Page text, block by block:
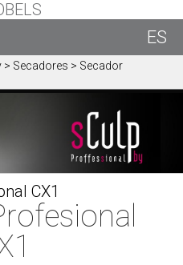
ES
> Secadores > Secador